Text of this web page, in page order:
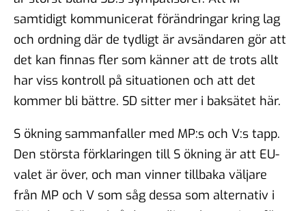
samtidigt kommunicerat förändringar kring lag
och ordning där de tydligt är avsändaren gör att
det kan finnas fler som känner att de trots allt
har viss kontroll på situationen och att det
kommer bli bättre. SD sitter mer i baksätet här.
S ökning sammanfaller med MP:s och V:s tapp.
Den största förklaringen till S ökning är att EU-
valet är över, och man vinner tillbaka väljare
från MP och V som såg dessa som alternativ i